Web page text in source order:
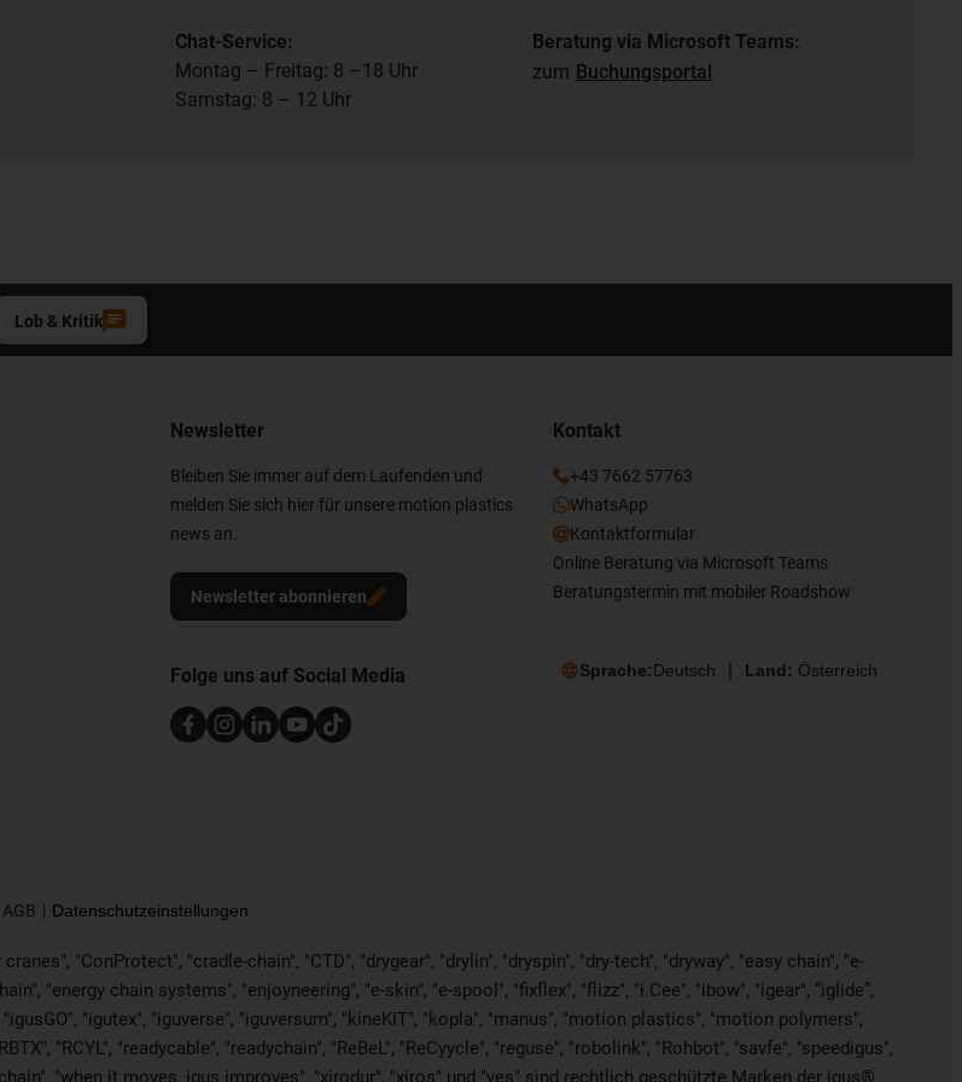
Chat-Service:
Montag – Freitag: 8 –18 Uhr
Samstag: 8 – 12 Uhr
Beratung via Microsoft Teams:
zum Buchungsportal
Lob & Kritik
Newsletter
Bleiben Sie immer auf dem Laufenden und
melden Sie sich hier für unsere motion plastics
news an.
Newsletter abonnieren
Kontakt
+43 7662 57763
WhatsApp
Kontaktformular
Online Beratung via Microsoft Teams
Beratungstermin mit mobiler Roadshow
Folge uns auf Social Media Sprache:Deutsch Land: Österreich
AGB Datenschutzeinstellungen
"ConProtect", "cradle-chain", "CTD", "drygear", "drylin", "dryspin", "dry-tech", "dryway", "easy chain", "e-
"energy chain systems", "enjoyneering", "e-skin", "e-spool", "fixflex", "flizz", "i.Cee", "ibow", "igear", “iglide”,
"igutex", "iguverse", "iguversum", "kineKIT", "kopla", "manus", "motion plastics", "motion polymers",
"RCYL", "readycable", "readychain", "ReBeL", "ReCyycle", "reguse", "robolink", "Rohbot", "savfe", "speedigus",
"when it moves, igus improves", "xirodur", "xiros" und "yes" sind rechtlich geschützte Marken der igus®